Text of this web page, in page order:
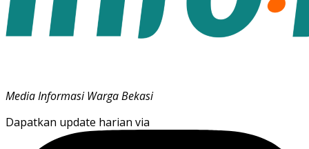
Media Informasi Warga Bekasi
Dapatkan update harian via